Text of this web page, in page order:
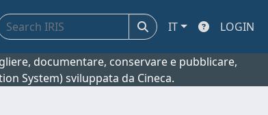
IT LOGIN
documentare, conservare e pubblicare,
System) sviluppata da Cineca.